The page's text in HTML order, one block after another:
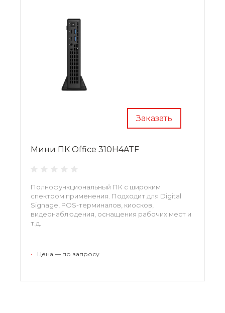
Заказать
Мини ПК Office 310H4ATF
Полнофункциональный ПК с широким
спектром применения. Подходит для Digital
Signage, POS-терминалов, киосков,
видеонаблюдения, оснащения рабочих мест и
т.д.
модель достойной альтернативой зарубежным
• Цена — по запросу